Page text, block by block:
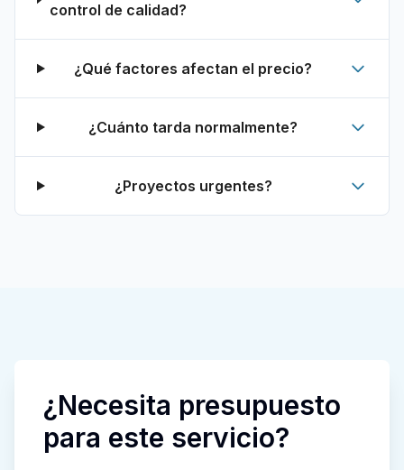
control de calidad?
¿Qué factores afectan el precio?
¿Cuánto tarda normalmente?
¿Proyectos urgentes?
¿Necesita presupuesto
para este servicio?